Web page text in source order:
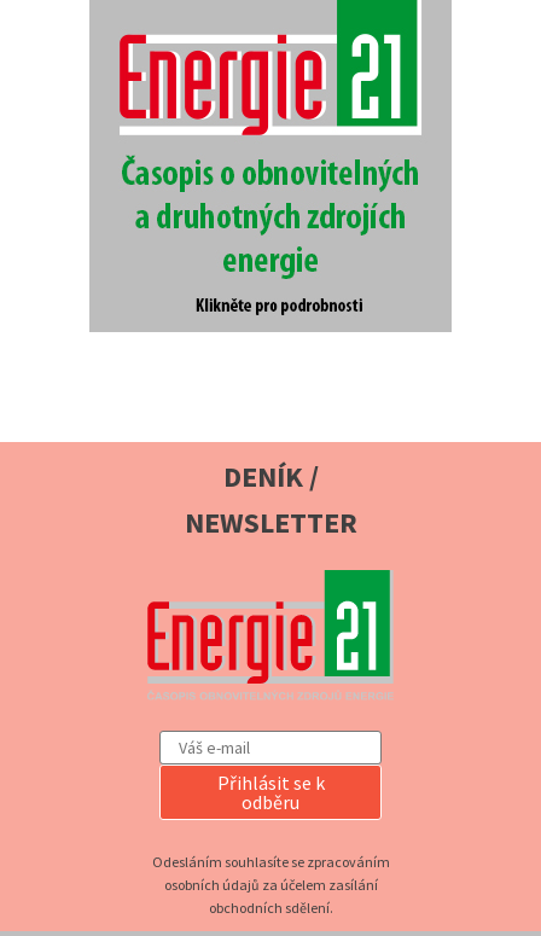
DENÍK /
NEWSLETTER
Přihlásit se k
odběru
Odesláním souhlasíte se zpracováním
osobních údajů za účelem zasílání
obchodních sdělení.